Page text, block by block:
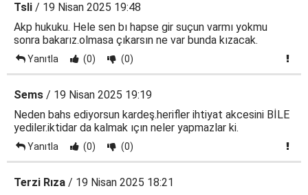
Tsli / 19 Nisan 2025 19:48
Akp hukuku. Hele sen bı hapse gir suçun varmı yokmu
sonra bakarız.olmasa çıkarsın ne var bunda kızacak.
Yanıtla (0) (0)
Sems / 19 Nisan 2025 19:19
Neden bahs ediyorsun kardeş.herifler ihtiyat akcesini BİLE
yediler.iktidar da kalmak ıçın neler yapmazlar ki.
Yanıtla (0) (0)
Terzi Rıza / 19 Nisan 2025 18:21